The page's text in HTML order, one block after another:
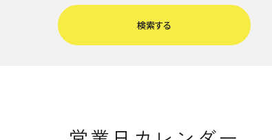
検索する